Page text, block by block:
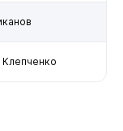
Клепченко